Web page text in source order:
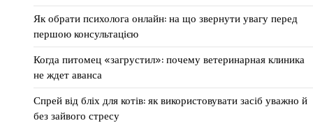
Як обрати психолога онлайн: на що звернути увагу перед
першою консультацією
Когда питомец «загрустил»: почему ветеринарная клиника
не ждет аванса
Спрей від бліх для котів: як використовувати засіб уважно й
без зайвого стресу